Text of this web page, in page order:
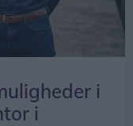
i
i